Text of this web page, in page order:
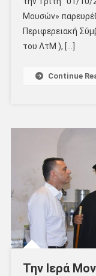
Μουσών»
Περιφερειακή
του ΛτΜ ), […]
Continue
Την Ιερά